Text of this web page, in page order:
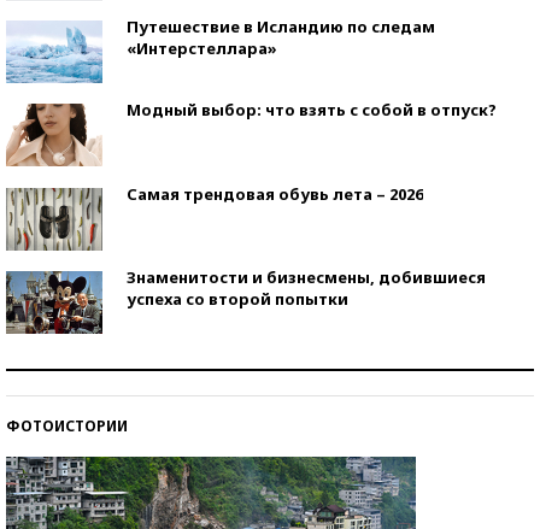
Путешествие в Исландию по следам
«Интерстеллара»
Модный выбор: что взять с собой в отпуск?
Самая трендовая обувь лета – 2026
Знаменитости и бизнесмены, добившиеся
успеха со второй попытки
ФОТОИСТОРИИ